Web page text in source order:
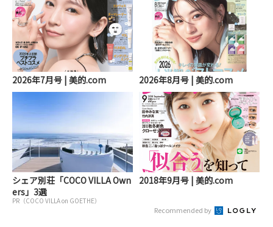
2026年7月号 | 美的.com 2026年8月号 | 美的.com
シェア別荘「COCO VILLA Own
ers」3選
PR（COCO VILLA on GOETHE）
2018年9月号 | 美的.com
Recommended by